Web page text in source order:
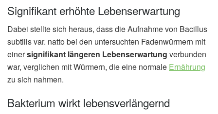
Signifikant erhöhte Lebenserwartung
Dabei stellte sich heraus, dass die Aufnahme von Bacillus
subtilis var. natto bei den untersuchten Fadenwürmern mit
einersignifikant längeren Lebenserwartung verbunden
war, verglichen mit Würmern, die eine normale Ernährung
zu sich nahmen.
Bakterium wirkt lebensverlängernd